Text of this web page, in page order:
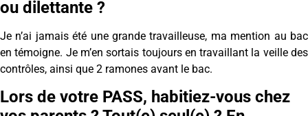
ou dilettante ?
Je n’ai jamais été une grande travailleuse, ma mention au bac
en témoigne. Je m’en sortais toujours en travaillant la veille des
contrôles, ainsi que 2 ramones avant le bac.
Lors de votre PASS, habitiez-vous chez